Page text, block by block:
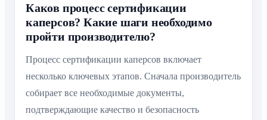
Каков процесс сертификации
каперсов? Какие шаги необходимо
пройти производителю?
Процесс сертификации каперсов включает
несколько ключевых этапов. Сначала производитель
собирает все необходимые документы,
подтверждающие качество и безопасность